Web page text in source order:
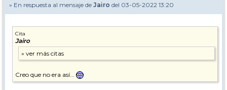
» En respuesta al mensaje de Jairo del 03-05-2022 13:20
Cita
Jairo
Creo que no era así...